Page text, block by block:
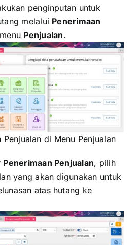
penginputan untuk
melalui Penerimaan
Penjualan.
Penjualan di Menu Penjualan
Penerimaan Penjualan, pilih
yang akan digunakan untuk
atas hutang ke